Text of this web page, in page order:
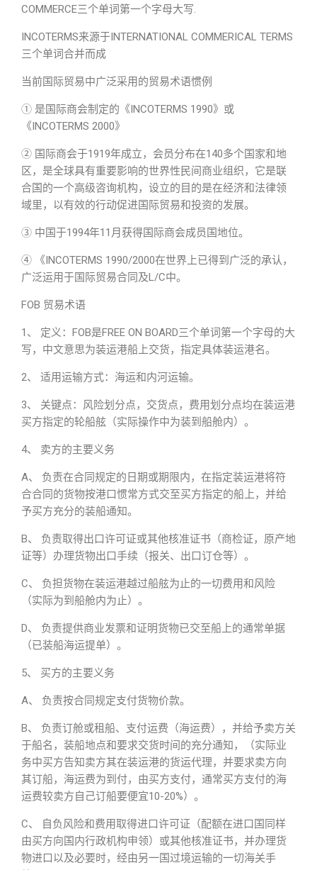
COMMERCE三个单词第一个字母大写.
INCOTERMS来源于INTERNATIONAL COMMERICAL TERMS
三个单词合并而成
当前国际贸易中广泛采用的贸易术语惯例
① 是国际商会制定的《INCOTERMS 1990》或
《INCOTERMS 2000》
② 国际商会于1919年成立，会员分布在140多个国家和地
区，是全球具有重要影响的世界性民间商业组织，它是联
合国的一个高级咨询机构，设立的目的是在经济和法律领
域里，以有效的行动促进国际贸易和投资的发展。
③ 中国于1994年11月获得国际商会成员国地位。
④ 《INCOTERMS 1990/2000在世界上已得到广泛的承认，
广泛运用于国际贸易合同及L/C中。
FOB 贸易术语
1、 定义：FOB是FREE ON BOARD三个单词第一个字母的大
写，中文意思为装运港船上交货，指定具体装运港名。
2、 适用运输方式：海运和内河运输。
3、 关键点：风险划分点，交货点，费用划分点均在装运港
买方指定的轮船舷（实际操作中为装到船舱内）。
4、 卖方的主要义务
A、 负责在合同规定的日期或期限内，在指定装运港将符
合合同的货物按港口惯常方式交至买方指定的船上，并给
予买方充分的装船通知。
B、 负责取得出口许可证或其他核准证书（商检证，原产地
证等）办理货物出口手续（报关、出口订仓等）。
C、 负担货物在装运港越过船舷为止的一切费用和风险
（实际为到船舱内为止）。
D、 负责提供商业发票和证明货物已交至船上的通常单据
（已装船海运提单）。
5、 买方的主要义务
A、 负责按合同规定支付货物价款。
B、 负责订舱或租船、支付运费（海运费），并给予卖方关
于船名，装船地点和要求交货时间的充分通知，（实际业
务中买方告知卖方其在装运港的货运代理，并要求卖方向
其订船，海运费为到付，由买方支付，通常买方支付的海
运费较卖方自己订船要便宜10-20%）。
C、 自负风险和费用取得进口许可证（配额在进口国同样
由买方向国内行政机构申领）或其他核准证书，并办理货
物进口以及必要时，经由另一国过境运输的一切海关手